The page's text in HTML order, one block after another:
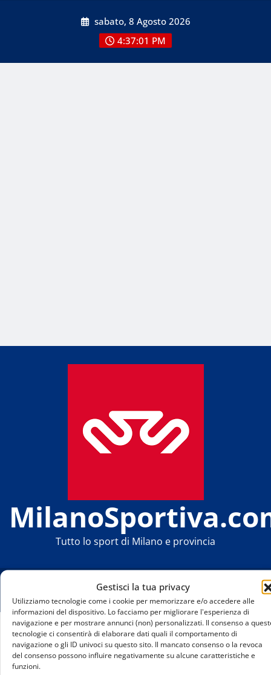
Gestisci la tua privacy
Utilizziamo tecnologie come i cookie per memorizzare e/o accedere alle
informazioni del dispositivo. Lo facciamo per migliorare l'esperienza di
navigazione e per mostrare annunci (non) personalizzati. Il consenso a
tecnologie ci consentirà di elaborare dati quali il comportamento di
navigazione o gli ID univoci su questo sito. Il mancato consenso o la revoca
del consenso possono influire negativamente su alcune caratteristiche e
funzioni.
sabato, 8 Agosto 2026
4:37:01 PM
Tutto lo sport di Milano e provincia
Home
Ferrari Incanta Milano: Hamilton e Leclerc
Protagonisti in Piazza Castello